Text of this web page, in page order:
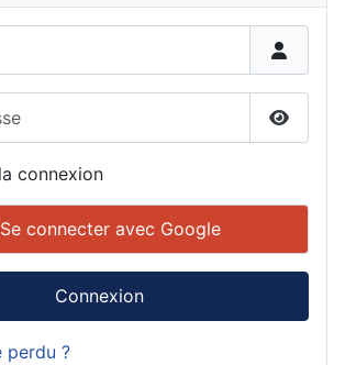
connexion
Se connecter avec Google
Connexion
perdu ?